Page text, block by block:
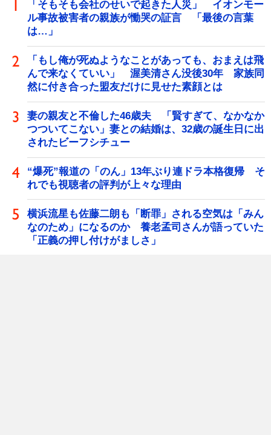
「そもそも会社のせいで起きた人災」 イオンモー
ル事故被害者の親族が慟哭の証言 「最後の言葉
は…」
「もし俺が死ぬようなことがあっても、おまえは飛
んで来なくていい」 渥美清さん没後30年 家族同
然に付き合った盟友だけに見せた素顔とは
妻の親友と不倫した46歳夫 「賢すぎて、なかなか
つついてこない」妻との結婚は、32歳の誕生日に出
されたビーフシチュー
“爆死”報道の「のん」13年ぶり連ドラ本格復帰 そ
れでも視聴者の評判が上々な理由
横浜流星も佐藤二朗も「断罪」される空気は「みん
なのため」になるのか 養老孟司さんが語っていた
「正義の押し付けがましさ」